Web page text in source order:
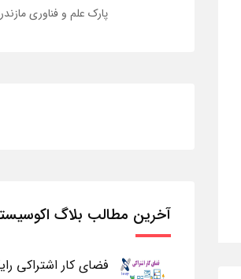
پارک علم و فناوری
آخرین مطالب بلاگ
فضای کار اشتراکی